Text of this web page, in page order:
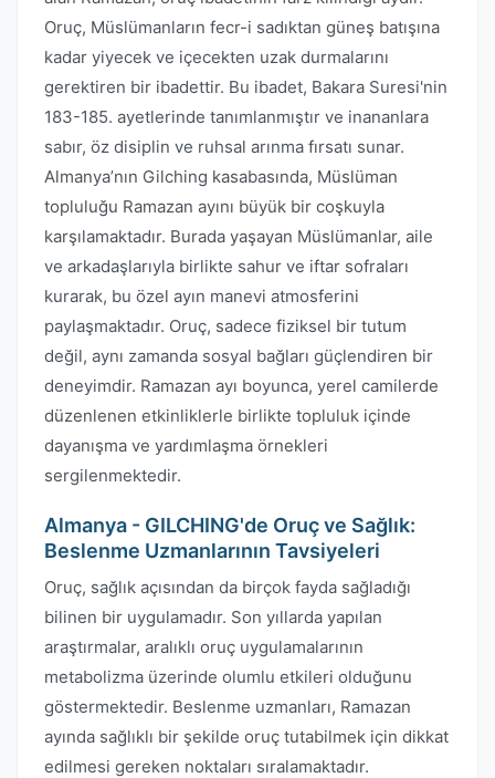
Oruç, Müslümanların fecr-i sadıktan güneş batışına
kadar yiyecek ve içecekten uzak durmalarını
gerektiren bir ibadettir. Bu ibadet, Bakara Suresi'nin
183-185. ayetlerinde tanımlanmıştır ve inananlara
sabır, öz disiplin ve ruhsal arınma fırsatı sunar.
Almanya’nın Gilching kasabasında, Müslüman
topluluğu Ramazan ayını büyük bir coşkuyla
karşılamaktadır. Burada yaşayan Müslümanlar, aile
ve arkadaşlarıyla birlikte sahur ve iftar sofraları
kurarak, bu özel ayın manevi atmosferini
paylaşmaktadır. Oruç, sadece fiziksel bir tutum
değil, aynı zamanda sosyal bağları güçlendiren bir
deneyimdir. Ramazan ayı boyunca, yerel camilerde
düzenlenen etkinliklerle birlikte topluluk içinde
dayanışma ve yardımlaşma örnekleri
sergilenmektedir.
Almanya - GILCHING'de Oruç ve Sağlık:
Beslenme Uzmanlarının Tavsiyeleri
Oruç, sağlık açısından da birçok fayda sağladığı
bilinen bir uygulamadır. Son yıllarda yapılan
araştırmalar, aralıklı oruç uygulamalarının
metabolizma üzerinde olumlu etkileri olduğunu
göstermektedir. Beslenme uzmanları, Ramazan
ayında sağlıklı bir şekilde oruç tutabilmek için dikkat
edilmesi gereken noktaları sıralamaktadır.